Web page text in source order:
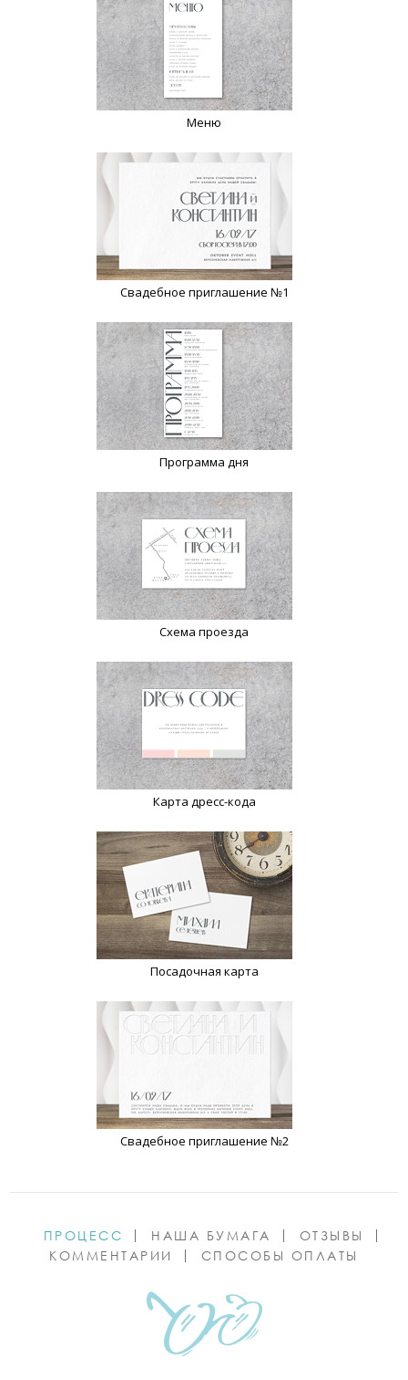
Меню
Свадебное приглашение №1
Программа дня
Схема проезда
Карта дресс-кода
Посадочная карта
Свадебное приглашение №2
ПРОЦЕСС НАША БУМАГА
ОТЗЫВЫ
КОММЕНТАРИИ
СПОСОБЫ ОПЛАТЫ